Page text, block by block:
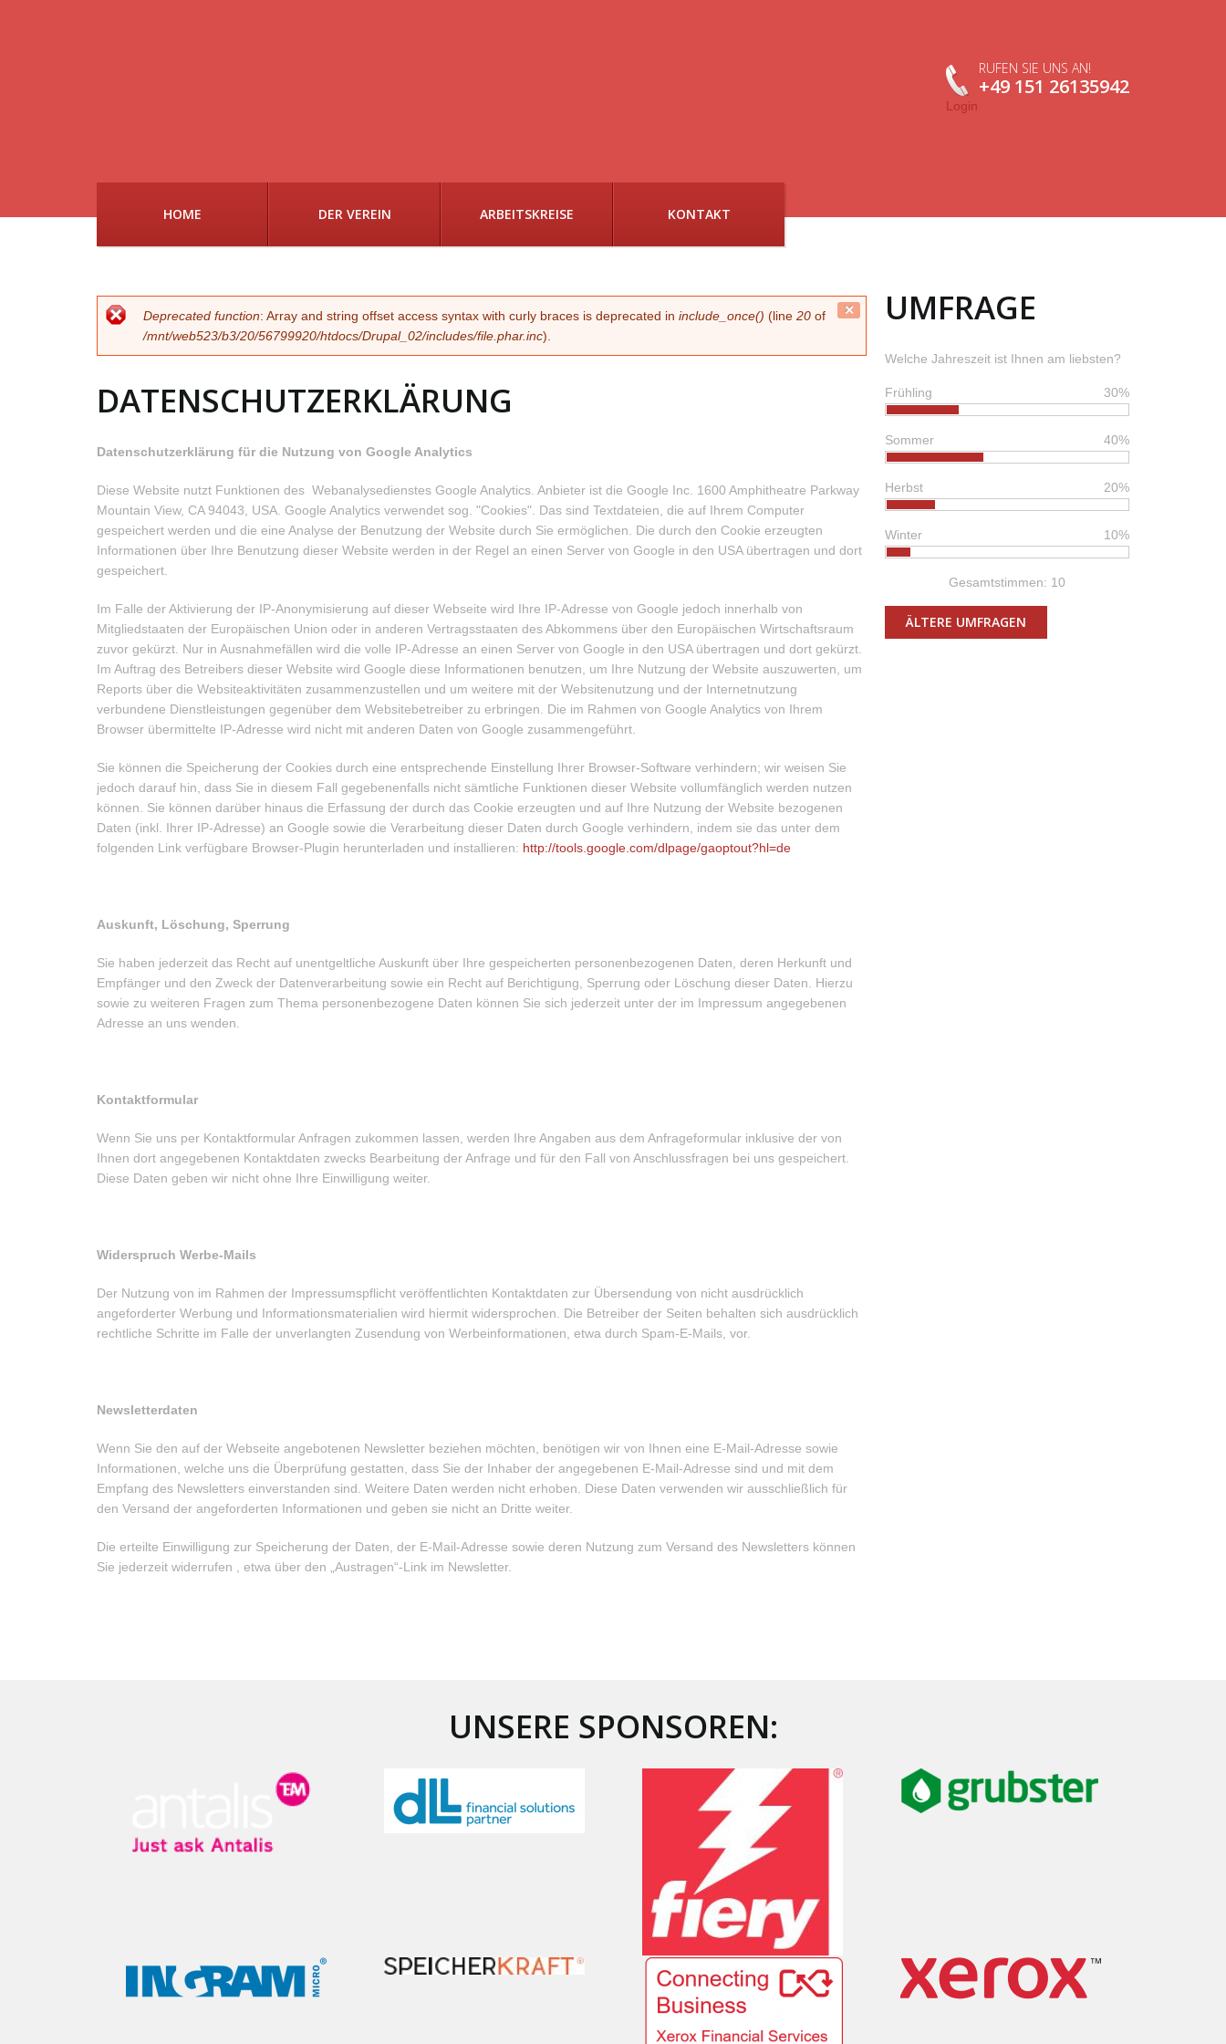
RUFEN SIE UNS AN!
+49 151 26135942
Login
HOME DER VEREIN ARBEITSKREISE KONTAKT
UMFRAGE
Welche Jahreszeit ist Ihnen am liebsten?
30%
Frühling
40%
Sommer
20%
Herbst
10%
Winter
Gesamtstimmen: 10
ÄLTERE UMFRAGEN
Close
this
FEHLERMELDUNG
Deprecated function: Array and string offset access syntax with curly braces is deprecated in include_once() (line 20 of
/mnt/web523/b3/20/56799920/htdocs/Drupal_02/includes/file.phar.inc).
DATENSCHUTZERKLÄRUNG
Datenschutzerklärung für die Nutzung von Google Analytics
Diese Website nutzt Funktionen des Webanalysedienstes Google Analytics. Anbieter ist die Google Inc. 1600 Amphitheatre Parkway
Mountain View, CA 94043, USA. Google Analytics verwendet sog. "Cookies". Das sind Textdateien, die auf Ihrem Computer
gespeichert werden und die eine Analyse der Benutzung der Website durch Sie ermöglichen. Die durch den Cookie erzeugten
Informationen über Ihre Benutzung dieser Website werden in der Regel an einen Server von Google in den USA übertragen und dort
gespeichert.
Im Falle der Aktivierung der IP-Anonymisierung auf dieser Webseite wird Ihre IP-Adresse von Google jedoch innerhalb von
Mitgliedstaaten der Europäischen Union oder in anderen Vertragsstaaten des Abkommens über den Europäischen Wirtschaftsraum
zuvor gekürzt. Nur in Ausnahmefällen wird die volle IP-Adresse an einen Server von Google in den USA übertragen und dort gekürzt.
Im Auftrag des Betreibers dieser Website wird Google diese Informationen benutzen, um Ihre Nutzung der Website auszuwerten, um
Reports über die Websiteaktivitäten zusammenzustellen und um weitere mit der Websitenutzung und der Internetnutzung
verbundene Dienstleistungen gegenüber dem Websitebetreiber zu erbringen. Die im Rahmen von Google Analytics von Ihrem
Browser übermittelte IP-Adresse wird nicht mit anderen Daten von Google zusammengeführt.
Sie können die Speicherung der Cookies durch eine entsprechende Einstellung Ihrer Browser-Software verhindern; wir weisen Sie
jedoch darauf hin, dass Sie in diesem Fall gegebenenfalls nicht sämtliche Funktionen dieser Website vollumfänglich werden nutzen
können. Sie können darüber hinaus die Erfassung der durch das Cookie erzeugten und auf Ihre Nutzung der Website bezogenen
Daten (inkl. Ihrer IP-Adresse) an Google sowie die Verarbeitung dieser Daten durch Google verhindern, indem sie das unter dem
folgenden Link verfügbare Browser-Plugin herunterladen und installieren: http://tools.google.com/dlpage/gaoptout?hl=de
Auskunft, Löschung, Sperrung
Sie haben jederzeit das Recht auf unentgeltliche Auskunft über Ihre gespeicherten personenbezogenen Daten, deren Herkunft und
Empfänger und den Zweck der Datenverarbeitung sowie ein Recht auf Berichtigung, Sperrung oder Löschung dieser Daten. Hierzu
sowie zu weiteren Fragen zum Thema personenbezogene Daten können Sie sich jederzeit unter der im Impressum angegebenen
Adresse an uns wenden.
Kontaktformular
Wenn Sie uns per Kontaktformular Anfragen zukommen lassen, werden Ihre Angaben aus dem Anfrageformular inklusive der von
Ihnen dort angegebenen Kontaktdaten zwecks Bearbeitung der Anfrage und für den Fall von Anschlussfragen bei uns gespeichert.
Diese Daten geben wir nicht ohne Ihre Einwilligung weiter.
Widerspruch Werbe-Mails
Der Nutzung von im Rahmen der Impressumspflicht veröffentlichten Kontaktdaten zur Übersendung von nicht ausdrücklich
angeforderter Werbung und Informationsmaterialien wird hiermit widersprochen. Die Betreiber der Seiten behalten sich ausdrücklich
rechtliche Schritte im Falle der unverlangten Zusendung von Werbeinformationen, etwa durch Spam-E-Mails, vor.
Newsletterdaten
Wenn Sie den auf der Webseite angebotenen Newsletter beziehen möchten, benötigen wir von Ihnen eine E-Mail-Adresse sowie
Informationen, welche uns die Überprüfung gestatten, dass Sie der Inhaber der angegebenen E-Mail-Adresse sind und mit dem
Empfang des Newsletters einverstanden sind. Weitere Daten werden nicht erhoben. Diese Daten verwenden wir ausschließlich für
den Versand der angeforderten Informationen und geben sie nicht an Dritte weiter.
Die erteilte Einwilligung zur Speicherung der Daten, der E-Mail-Adresse sowie deren Nutzung zum Versand des Newsletters können
Sie jederzeit widerrufen , etwa über den „Austragen“-Link im Newsletter.
UNSERE SPONSOREN: